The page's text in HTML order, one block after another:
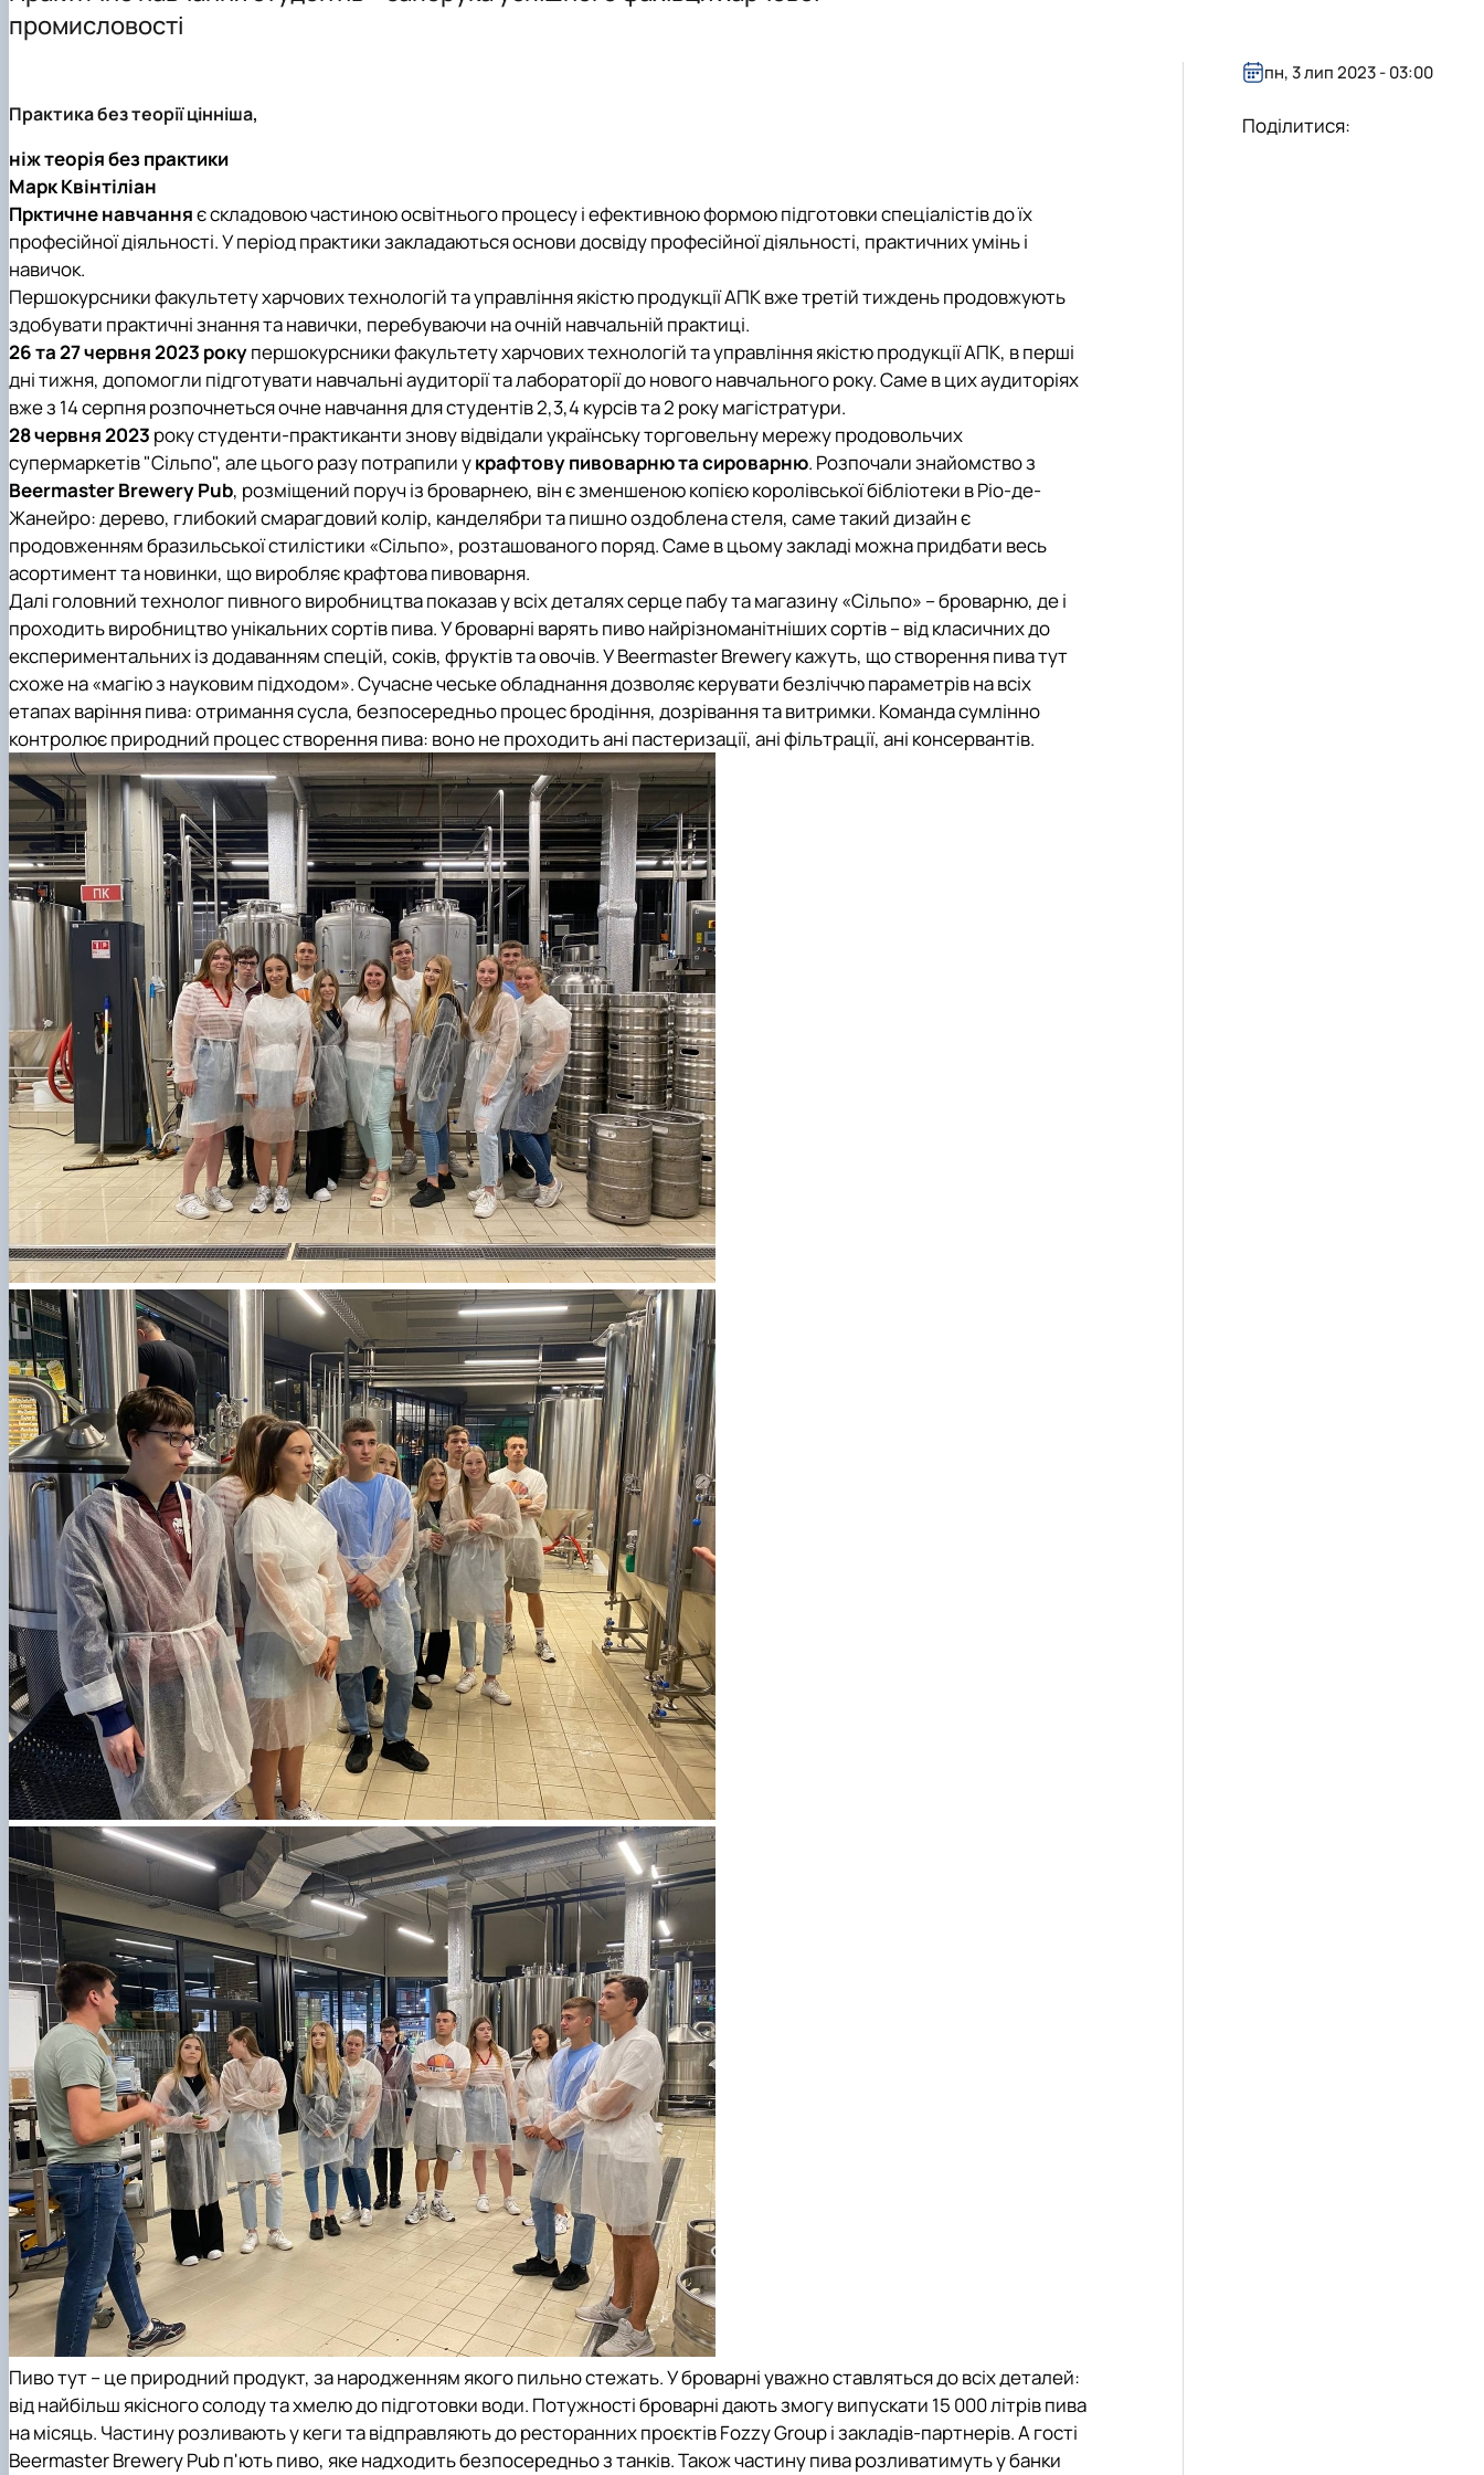
Міжнародна діяльність
Здобутки кафедри
Дисципліни кафедри
Навчально-методична робота
промисловості
Практика без теорії цінніша,
ніж теорія без практики
Марк Квінтіліан
Прктичне навчанняє складовою частиною освітнього процесу і ефективною формою підготовки спеціалістів до їх
професійної діяльності. У період практики закладаються основи досвіду професійної діяльності, практичних умінь і
навичок.
Першокурсники факультету харчових технологій та управління якістю продукції АПК вже третій тиждень продовжують
здобувати практичні знання та навички, перебуваючи на очній навчальній практиці.
26 та 27 червня 2023 рокупершокурсники факультету харчових технологій та управління якістю продукції АПК, в перші
дні тижня, допомогли підготувати навчальні аудиторії та лабораторії до нового навчального року. Саме в цих аудиторіях
вже з 14 серпня розпочнеться очне навчання для студентів 2,3,4 курсів та 2 року магістратури.
28 червня 2023 року студенти-практиканти знову відвідали українську торговельну мережу продовольчих
супермаркетів "Сільпо", але цього разу потрапили украфтову пивоварню та сироварню. Розпочали знайомство з
Beermaster Brewery Pub, розміщений поруч із броварнею, він є зменшеною копією королівської бібліотеки в Ріо-де-
Жанейро: дерево, глибокий смарагдовий колір, канделябри та пишно оздоблена стеля, саме такий дизайн є
продовженням бразильської стилістики «Сільпо», розташованого поряд. Саме в цьому закладі можна придбати весь
асортимент та новинки, що виробляє крафтова пивоварня.
Далі головний технолог пивного виробництва показав у всіх деталях серце пабу та магазину «Сільпо» – броварню, де і
проходить виробництво унікальних сортів пива. У броварні варять пиво найрізноманітніших сортів – від класичних до
експериментальних із додаванням спецій, соків, фруктів та овочів. У Beermaster Brewery кажуть, що створення пива тут
схоже на «магію з науковим підходом». Сучасне чеське обладнання дозволяє керувати безліччю параметрів на всіх
етапах варіння пива: отримання сусла, безпосередньо процес бродіння, дозрівання та витримки. Команда сумлінно
контролює природний процес створення пива: воно не проходить ані пастеризації, ані фільтрації, ані консервантів.
Пиво тут – це природний продукт, за народженням якого пильно стежать. У броварні уважно ставляться до всіх деталей:
від найбільш якісного солоду та хмелю до підготовки води. Потужності броварні дають змогу випускати 15 000 літрів пива
на місяць. Частину розливають у кеги та відправляють до ресторанних проєктів Fozzy Group і закладів-партнерів. А гості
Beermaster Brewery Pub п'ють пиво, яке надходить безпосередньо з танків. Також частину пива розливатимуть у банки
пн, 3 лип 2023 - 03:00
Поділитися: